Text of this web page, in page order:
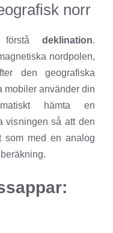
norr
deklination.
nordpolen,
den geografiska
mobiler använder din
hämta en
visningen så att den
som med en analog